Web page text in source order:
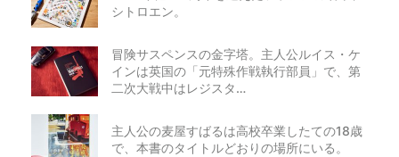
シトロエン。
冒険サスペンスの金字塔。主人公ルイス・ケ
インは英国の「元特殊作戦執行部員」で、第
二次大戦中はレジスタ…
主人公の麦屋すばるは高校卒業したての18歳
で、本書のタイトルどおりの場所にいる。